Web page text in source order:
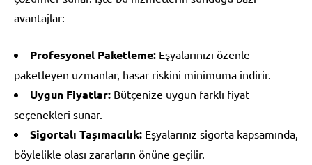
avantajlar:
Profesyonel Paketleme: Eşyalarınızı özenle
paketleyen uzmanlar, hasar riskini minimuma indirir.
Uygun Fiyatlar: Bütçenize uygun farklı fiyat
seçenekleri sunar.
Sigortalı Taşımacılık: Eşyalarınız sigorta kapsamında,
böylelikle olası zararların önüne geçilir.